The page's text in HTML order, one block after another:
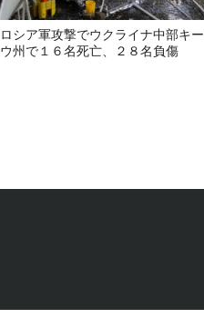
ロシア軍攻撃でウクライナ中部キー
ウ州で１６名死亡、２８名負傷